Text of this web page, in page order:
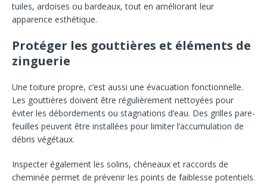
tuiles, ardoises ou bardeaux, tout en améliorant leur
apparence esthétique.
Protéger les gouttières et éléments de
zinguerie
Une toiture propre, c’est aussi une évacuation fonctionnelle.
Les gouttières doivent être régulièrement nettoyées pour
éviter les débordements ou stagnations d’eau. Des grilles pare-
feuilles peuvent être installées pour limiter l’accumulation de
débris végétaux.
Inspecter également les solins, chéneaux et raccords de
cheminée permet de prévenir les points de faiblesse potentiels.